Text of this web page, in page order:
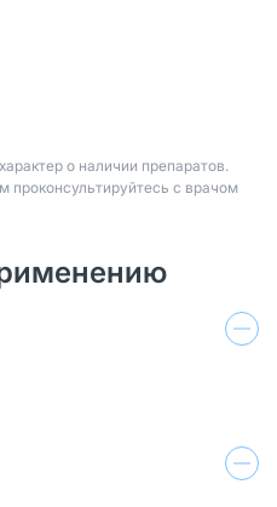
о наличии препаратов.
проконсультируйтесь с врачом